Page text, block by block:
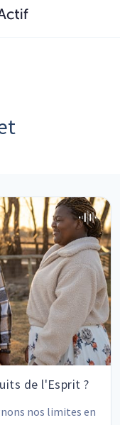
de l'Esprit ?
nos limites en